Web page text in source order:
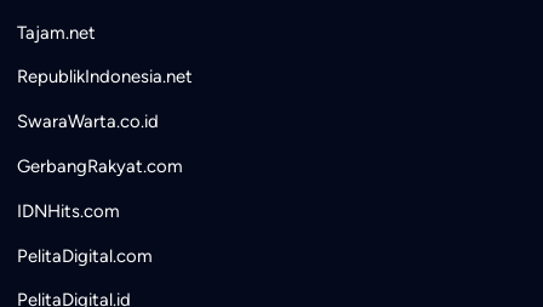
Tajam.net
RepublikIndonesia.net
SwaraWarta.co.id
GerbangRakyat.com
IDNHits.com
PelitaDigital.com
PelitaDigital.id